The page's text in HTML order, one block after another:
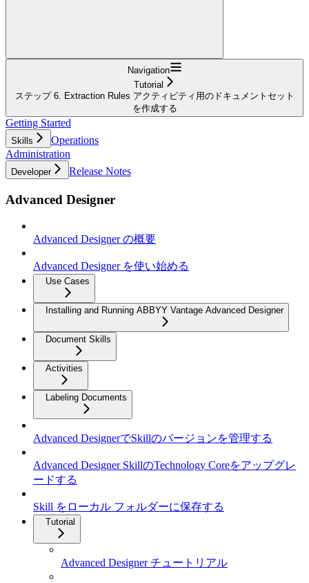
Navigation
Tutorial
ステップ 6. Extraction Rules アクティビティ用のドキュメントセット
を作成する
Getting Started
Skills
Operations
Administration
Developer Release Notes
Advanced Designer
Advanced Designer の概要
Advanced Designer を使い始める
Use Cases
Installing and Running ABBYY Vantage Advanced Designer
Document Skills
Activities
Labeling Documents
Advanced DesignerでSkillのバージョンを管理する
Advanced Designer SkillのTechnology Coreをアップグレ
ードする
Skill をローカル フォルダーに保存する
Tutorial
Advanced Designer チュートリアル